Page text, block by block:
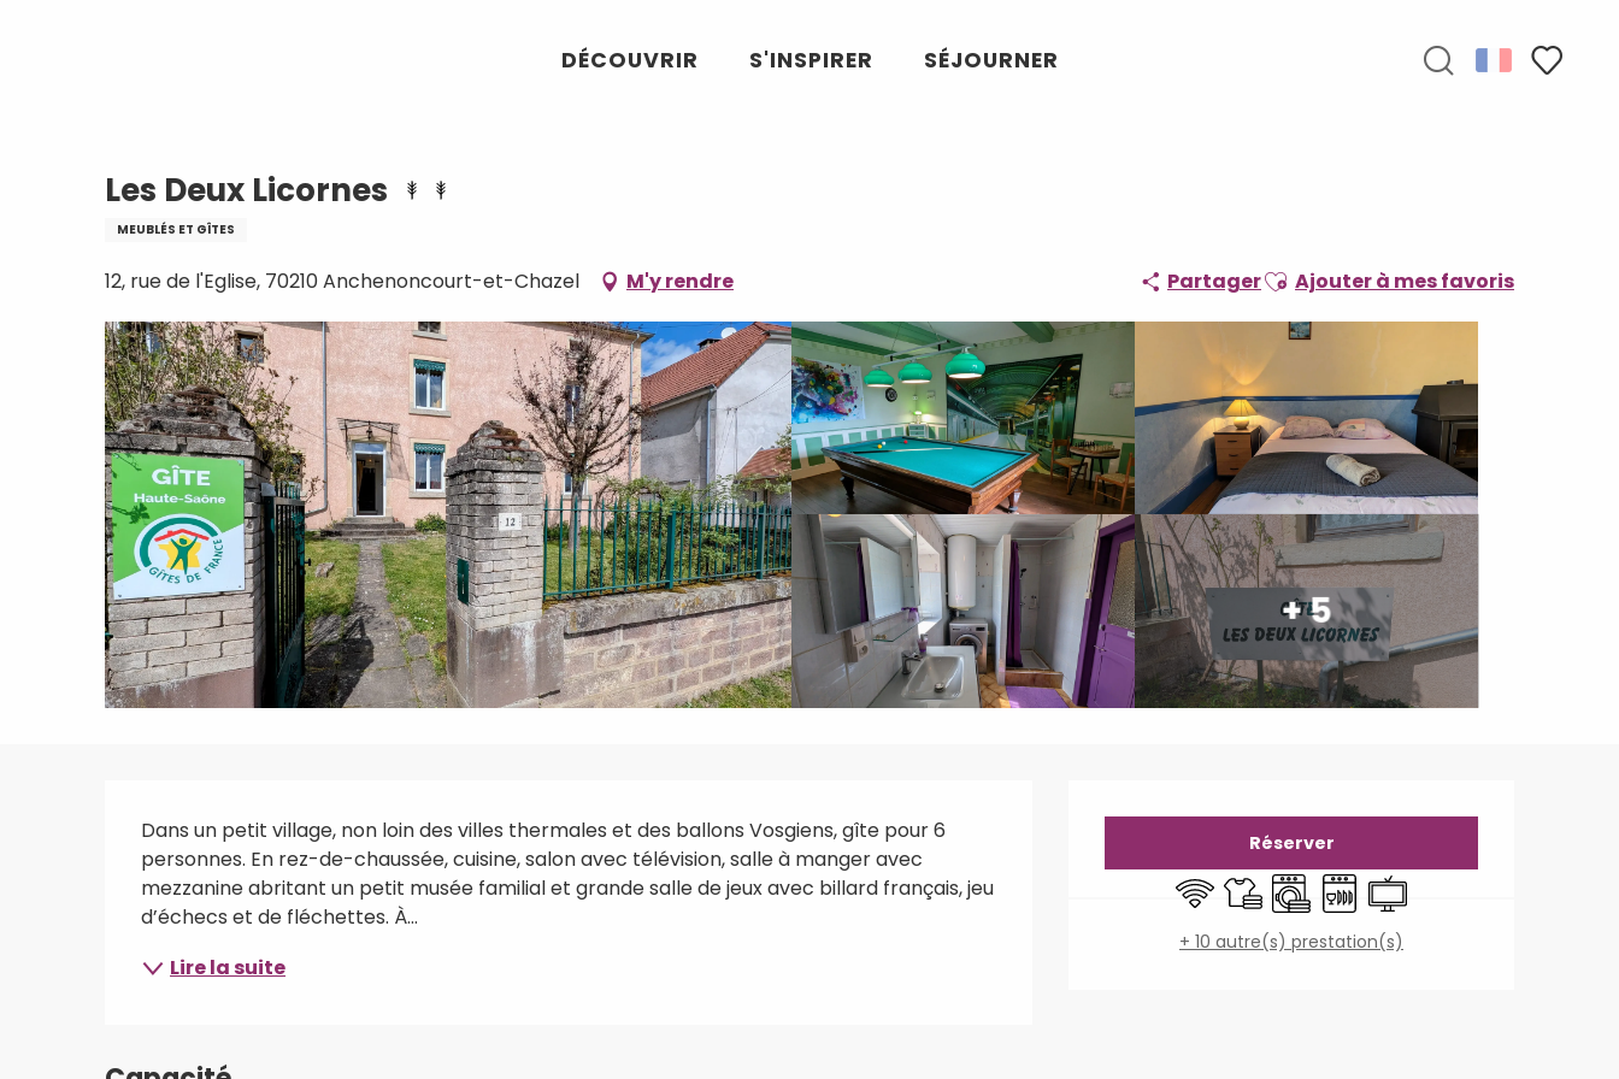
DÉCOUVRIR S'INSPIRER SÉJOURNER
Les Deux Licornes
MEUBLÉS ET GÎTES
12, rue de l'Eglise, 70210 Anchenoncourt-et-Chazel M'y rendre PartagerAjouter aux favoris
Ajouter à mes favoris
+ 5
Ouverture et
Réserver
WiFi Draps et linge
Lave lingeLave vaisselle
Télévision
+ 10 autre(s) prestation(s)
Description
Dans un petit village, non loin des villes thermales et des ballons Vosgiens, gîte pour 6
personnes. En rez-de-chaussée, cuisine, salon avec télévision, salle à manger avec
mezzanine abritant un petit musée familial et grande salle de jeux avec billard français, jeu
d’échecs et de fléchettes. À...
Lire la suite